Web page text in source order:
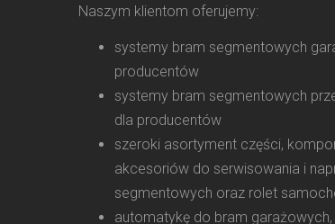
Naszym klientom oferujemy:
systemy bram segmentowych
producentów
systemy bram segmentowych
dla producentów
szeroki asortyment części,
akcesoriów do serwisowania i
segmentowych oraz rolet
automatykę do bram garażowych,